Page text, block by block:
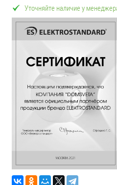
Уточняйте наличие у